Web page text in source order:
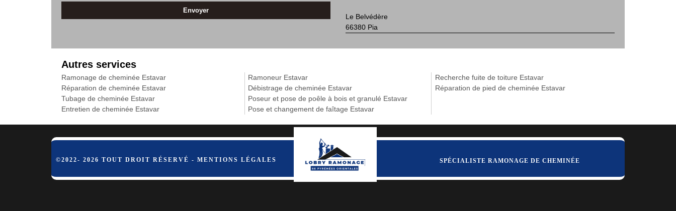
Le Belvédère
66380 Pia
Autres services
Ramonage de cheminée Estavar
Réparation de cheminée Estavar
Tubage de cheminée Estavar
Entretien de cheminée Estavar
Ramoneur Estavar
Débistrage de cheminée Estavar
Poseur et pose de poêle à bois et granulé Estavar
Pose et changement de faîtage Estavar
Recherche fuite de toiture Estavar
Réparation de pied de cheminée Estavar
©2022- 2026 TOUT DROIT RÉSERVÉ -MENTIONS LÉGALES SPÉCIALISTE RAMONAGE DE CHEMINÉE